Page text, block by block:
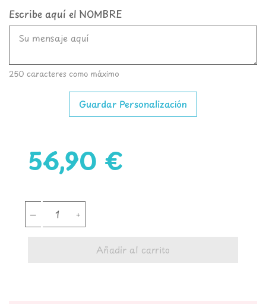
Escribe aquí el NOMBRE
250 caracteres como máximo
Guardar Personalización
56,90 €
Añadir al carrito